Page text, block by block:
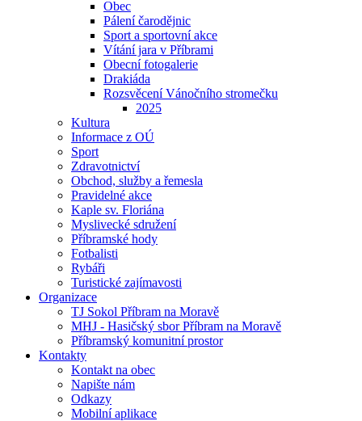
Obec
Pálení čarodějnic
Sport a sportovní akce
Vítání jara v Příbrami
Obecní fotogalerie
Drakiáda
Rozsvěcení Vánočního stromečku
2025
Kultura
Informace z OÚ
Sport
Zdravotnictví
Obchod, služby a řemesla
Pravidelné akce
Kaple sv. Floriána
Myslivecké sdružení
Příbramské hody
Fotbalisti
Rybáři
Turistické zajímavosti
Organizace
TJ Sokol Příbram na Moravě
MHJ - Hasičský sbor Příbram na Moravě
Příbramský komunitní prostor
Kontakty
Kontakt na obec
Napište nám
Odkazy
Mobilní aplikace